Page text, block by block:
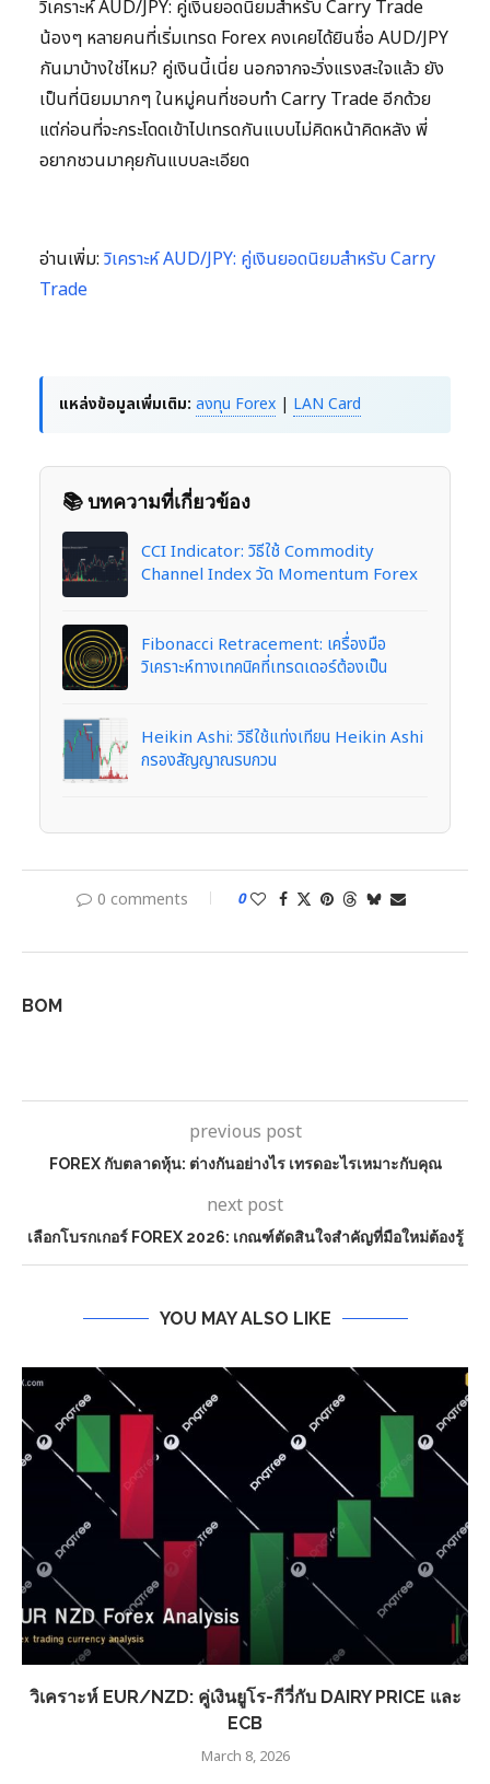
วิเคราะห์ AUD/JPY: คู่เงินยอดนิยมสำหรับ Carry Trade
น้องๆ หลายคนที่เริ่มเทรด Forex คงเคยได้ยินชื่อ AUD/JPY
กันมาบ้างใช่ไหม? คู่เงินนี้เนี่ย นอกจากจะวิ่งแรงสะใจแล้ว ยัง
เป็นที่นิยมมากๆ ในหมู่คนที่ชอบทำ Carry Trade อีกด้วย
แต่ก่อนที่จะกระโดดเข้าไปเทรดกันแบบไม่คิดหน้าคิดหลัง พี่
อยากชวนมาคุยกันแบบละเอียด
อ่านเพิ่ม: วิเคราะห์ AUD/JPY: คู่เงินยอดนิยมสำหรับ Carry
Trade
แหล่งข้อมูลเพิ่มเติม: ลงทุน Forex | LAN Card
📚 บทความที่เกี่ยวข้อง
CCI Indicator: วิธีใช้ Commodity
Channel Index วัด Momentum Forex
Fibonacci Retracement: เครื่องมือ
วิเคราะห์ทางเทคนิคที่เทรดเดอร์ต้องเป็น
Heikin Ashi: วิธีใช้แท่งเทียน Heikin Ashi
กรองสัญญาณรบกวน
0 comments 0
BOM
previous post
FOREX กับตลาดหุ้น: ต่างกันอย่างไร เทรดอะไรเหมาะกับคุณ
next post
เลือกโบรกเกอร์ FOREX 2026: เกณฑ์ตัดสินใจสำคัญที่มือใหม่ต้องรู้
YOU MAY ALSO LIKE
วิเคราะห์ EUR/NZD: คู่เงินยูโร-กีวี่กับ DAIRY PRICE และ
ECB
March 8, 2026